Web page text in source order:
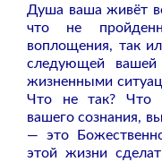
Душа ваша живёт
что не
воплощения, так
следующей
жизненными
Что не так? Что
вашего сознания,
— это
этой жизни